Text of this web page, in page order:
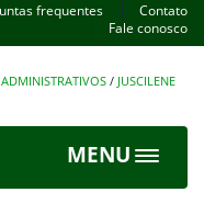
frequentes
Contato
Fale conosco
/ JUSCILENE
MENU
Toggle